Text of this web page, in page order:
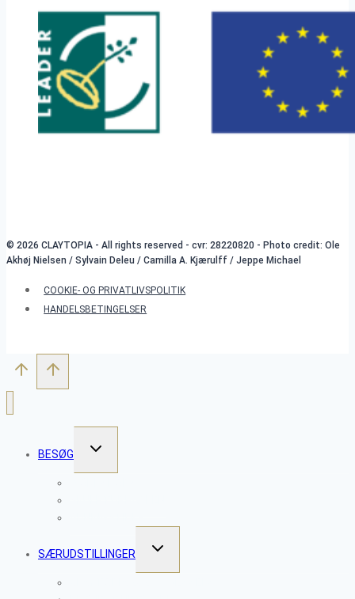
© 2026 CLAYTOPIA - All rights reserved - cvr: 28220820 - Photo credit: Ole
Akhøj Nielsen / Sylvain Deleu / Camilla A. Kjærulff / Jeppe Michael
COOKIE- OG PRIVATLIVSPOLITIK
HANDELSBETINGELSER
BESØG
SKIFT
SÆRUDSTILLINGER
SKIFT